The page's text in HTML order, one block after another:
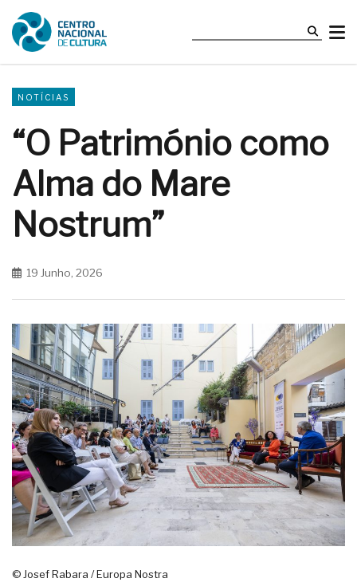
NOTÍCIAS
“O Património como
Alma do Mare
Nostrum”
19 Junho, 2026
© Josef Rabara / Europa Nostra